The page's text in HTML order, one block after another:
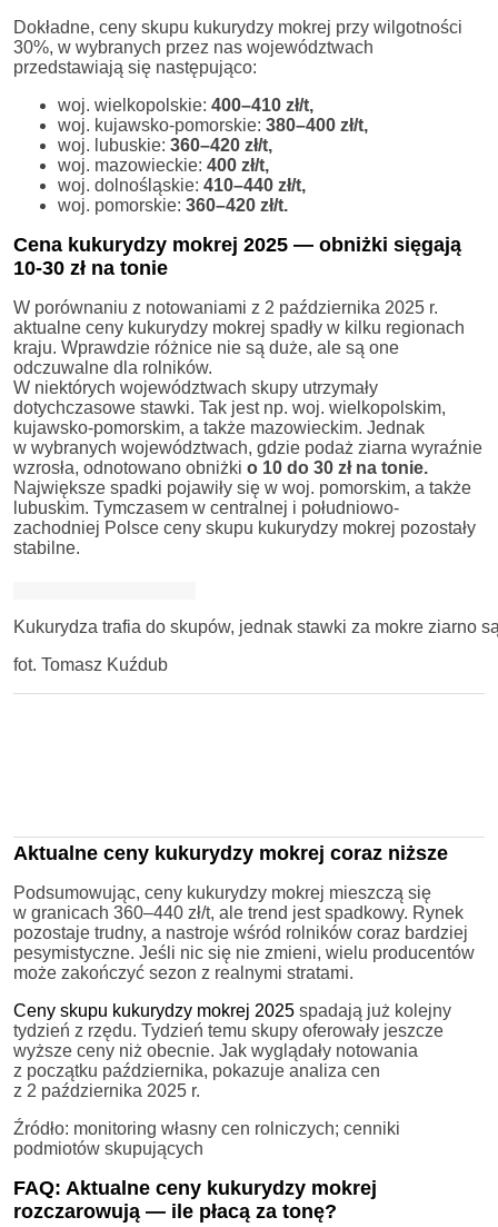
Dokładne, ceny skupu kukurydzy mokrej przy wilgotności
30%, w wybranych przez nas województwach
przedstawiają się następująco:
woj. wielkopolskie: 400–410 zł/t,
woj. kujawsko-pomorskie: 380–400 zł/t,
woj. lubuskie: 360–420 zł/t,
woj. mazowieckie: 400 zł/t,
woj. dolnośląskie: 410–440 zł/t,
woj. pomorskie: 360–420 zł/t.
Cena kukurydzy mokrej 2025 — obniżki sięgają
10-30 zł na tonie
W porównaniu z notowaniami z 2 października 2025 r.
aktualne ceny kukurydzy mokrej spadły w kilku regionach
kraju. Wprawdzie różnice nie są duże, ale są one
odczuwalne dla rolników.
W niektórych województwach skupy utrzymały
dotychczasowe stawki. Tak jest np. woj. wielkopolskim,
kujawsko-pomorskim, a także mazowieckim. Jednak
w wybranych województwach, gdzie podaż ziarna wyraźnie
wzrosła, odnotowano obniżki o 10 do 30 zł na tonie.
Największe spadki pojawiły się w woj. pomorskim, a także
lubuskim. Tymczasem w centralnej i południowo-
zachodniej Polsce ceny skupu kukurydzy mokrej pozostały
stabilne.
Kukurydza trafia do skupów, jednak stawki za mokre ziarno
fot. Tomasz Kuźdub
Aktualne ceny kukurydzy mokrej coraz niższe
Podsumowując, ceny kukurydzy mokrej mieszczą się
w granicach 360–440 zł/t, ale trend jest spadkowy. Rynek
pozostaje trudny, a nastroje wśród rolników coraz bardziej
pesymistyczne. Jeśli nic się nie zmieni, wielu producentów
może zakończyć sezon z realnymi stratami.
Ceny skupu kukurydzy mokrej 2025 spadają już kolejny
tydzień z rzędu. Tydzień temu skupy oferowały jeszcze
wyższe ceny niż obecnie. Jak wyglądały notowania
z początku października, pokazuje analiza cen
z 2 października 2025 r.
Źródło: monitoring własny cen rolniczych; cenniki
podmiotów skupujących
FAQ: Aktualne ceny kukurydzy mokrej
rozczarowują — ile płacą za tonę?